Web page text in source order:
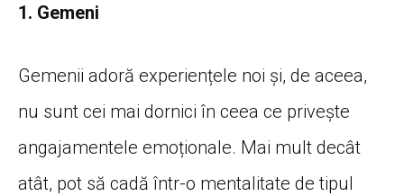
1. Gemeni
Gemenii adoră experiențele noi și, de aceea,
nu sunt cei mai dornici în ceea ce privește
angajamentele emoționale. Mai mult decât
atât, pot să cadă într-o mentalitate de tipul